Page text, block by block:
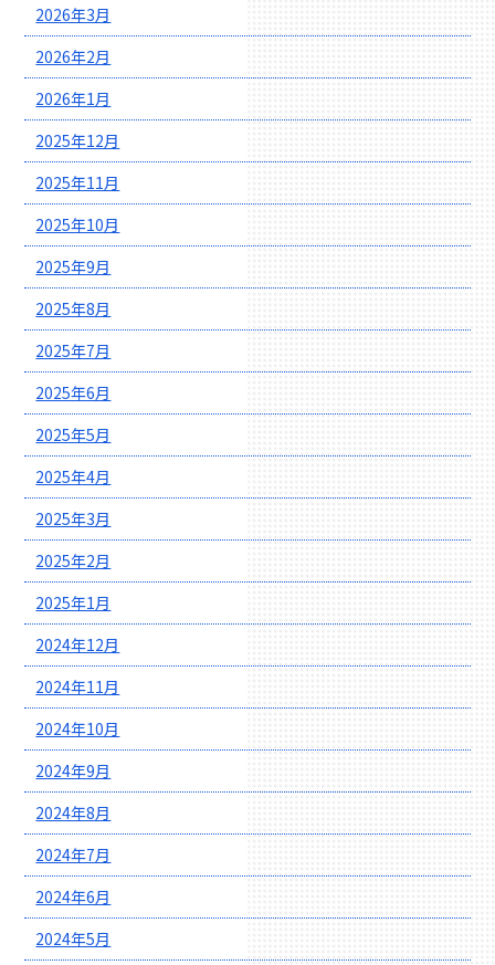
2026年3月
2026年2月
2026年1月
2025年12月
2025年11月
2025年10月
2025年9月
2025年8月
2025年7月
2025年6月
2025年5月
2025年4月
2025年3月
2025年2月
2025年1月
2024年12月
2024年11月
2024年10月
2024年9月
2024年8月
2024年7月
2024年6月
2024年5月